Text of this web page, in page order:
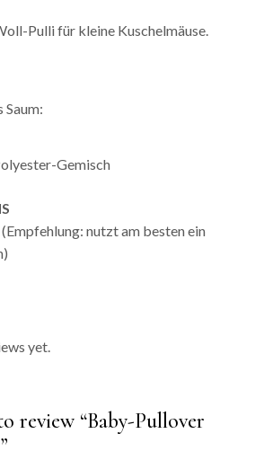
Pulli für kleine Kuschelmäuse.
Saum:
Gemisch
nutzt am besten ein
yet.
review “Baby-Pullover